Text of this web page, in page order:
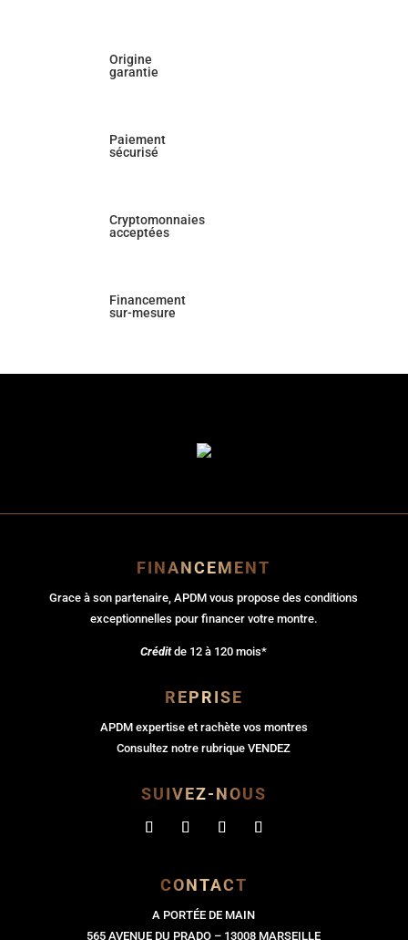
Origine
garantie
Paiement
sécurisé
Cryptomonnaies
acceptées
Financement
sur-mesure
FINANCEMENT
Grace à son partenaire, APDM vous propose des conditions
exceptionnelles pour financer votre montre.
Créditde 12 à 120 mois*
REPRISE
APDM expertise et rachète vos montres
Consultez notre rubrique VENDEZ
SUIVEZ-NOUS
CONTACT
A PORTÉE DE MAIN
565 AVENUE DU PRADO – 13008 MARSEILLE